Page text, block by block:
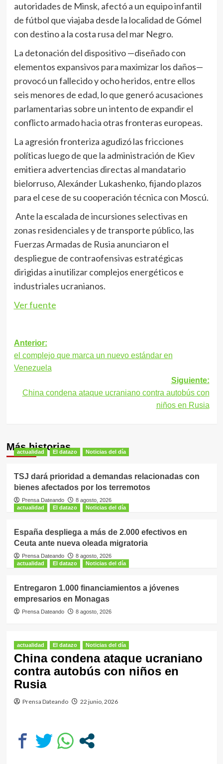
autoridades de Minsk, afectó a un equipo infantil
de fútbol que viajaba desde la localidad de Gómel
con destino a la costa rusa del mar Negro.
La detonación del dispositivo —diseñado con
elementos expansivos para maximizar los daños—
provocó un fallecido y ocho heridos, entre ellos
seis menores de edad, lo que generó acusaciones
parlamentarias sobre un intento de expandir el
conflicto armado hacia otras fronteras europeas.
La agresión fronteriza agudizó las fricciones
políticas luego de que la administración de Kiev
emitiera advertencias directas al mandatario
bielorruso, Alexánder Lukashenko, fijando plazos
para el cese de su cooperación técnica con Moscú.
Ante la escalada de incursiones selectivas en
zonas residenciales y de transporte público, las
Fuerzas Armadas de Rusia anunciaron el
despliegue de contraofensivas estratégicas
dirigidas a inutilizar complejos energéticos e
industriales ucranianos.
Ver fuente
Navegación
de
entradas
Anterior:
el complejo que marca un nuevo estándar en
Venezuela
Siguiente:
China condena ataque ucraniano contra autobús con
niños en Rusia
Más historias
actualidad El datazo Noticias del día
TSJ dará prioridad a demandas relacionadas con
bienes afectados por los terremotos
Prensa Dateando
8 agosto, 2026
actualidad
El datazo Noticias del día
España despliega a más de 2.000 efectivos en
Ceuta ante nueva oleada migratoria
Prensa Dateando
8 agosto, 2026
actualidad
El datazo Noticias del día
Entregaron 1.000 financiamientos a jóvenes
empresarios en Monagas
Prensa Dateando 8 agosto, 2026
actualidad El datazo Noticias del día
China condena ataque ucraniano
contra autobús con niños en
Rusia
Prensa Dateando 22 junio, 2026